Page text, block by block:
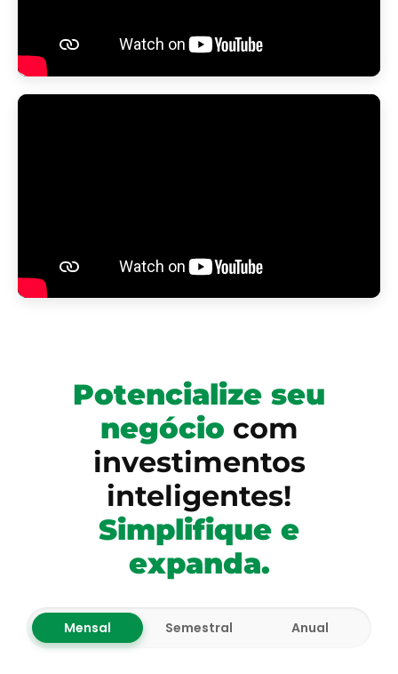
Potencialize seu
negócio com
investimentos
inteligentes!
Simplifique e
expanda.
Mensal Semestral Anual